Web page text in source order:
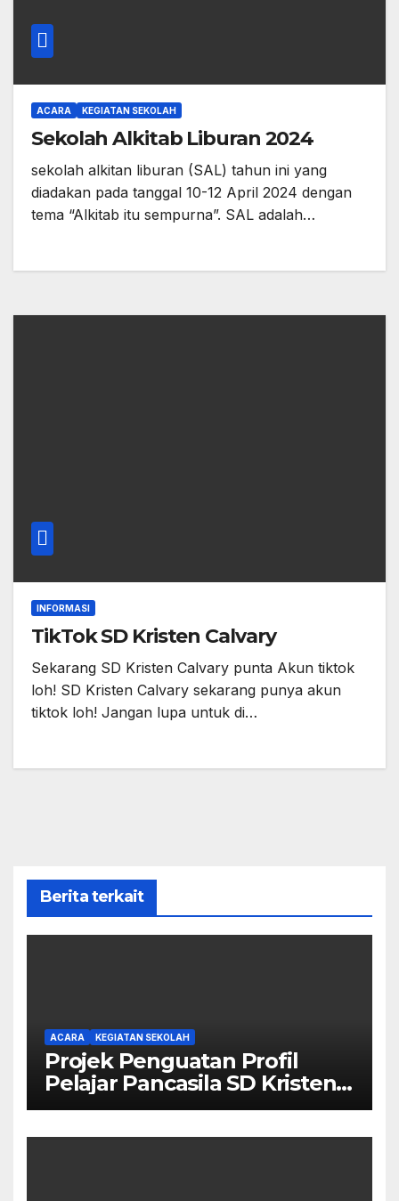
ACARA KEGIATAN SEKOLAH
Sekolah Alkitab Liburan 2024
sekolah alkitan liburan (SAL) tahun ini yang
diadakan pada tanggal 10-12 April 2024 dengan
tema “Alkitab itu sempurna”. SAL adalah…
INFORMASI
TikTok SD Kristen Calvary
Sekarang SD Kristen Calvary punta Akun tiktok
loh! SD Kristen Calvary sekarang punya akun
tiktok loh! Jangan lupa untuk di…
Berita terkait
ACARA KEGIATAN SEKOLAH
Projek Penguatan Profil
Pelajar Pancasila SD Kristen
Calvary